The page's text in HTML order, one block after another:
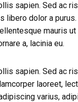
sapien. Sed ac
libero dolor a
mauris
a, lacinia eu.
sapien. Sed ac
laoreet,
varius,